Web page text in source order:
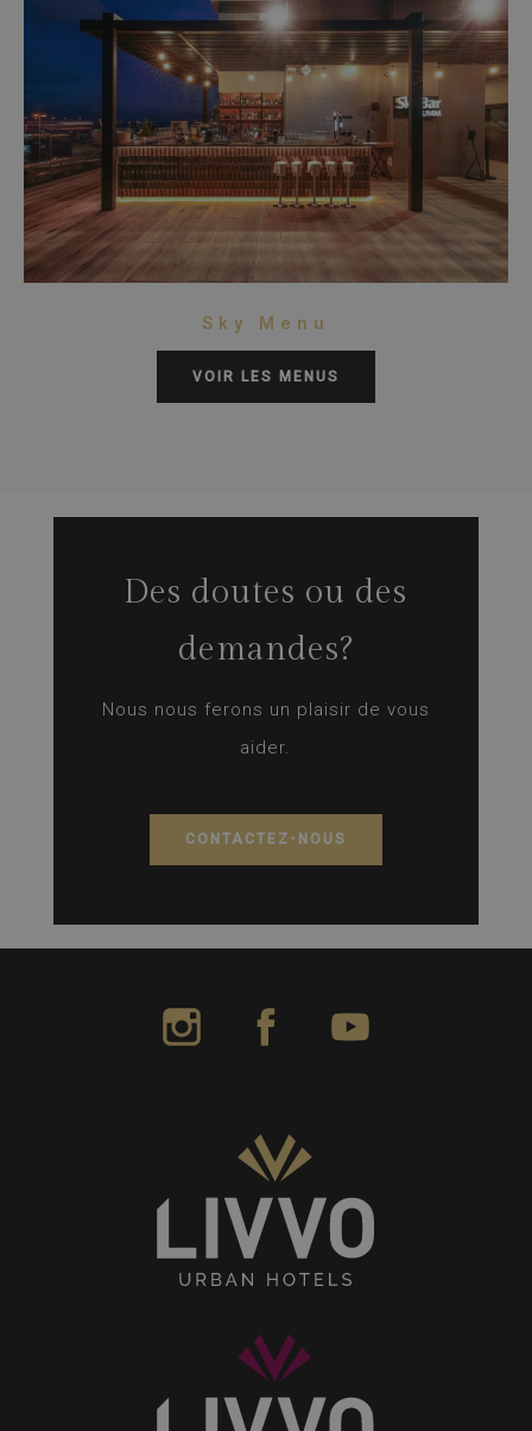
Sky Menu
VOIR LES MENUS
Des doutes ou des
demandes?
Nous nous ferons un plaisir de vous
aider.
CONTACTEZ-NOUS
LIVVO Hotels Instagram
LIVVO Hotels Facebook
LIVVO Hotels